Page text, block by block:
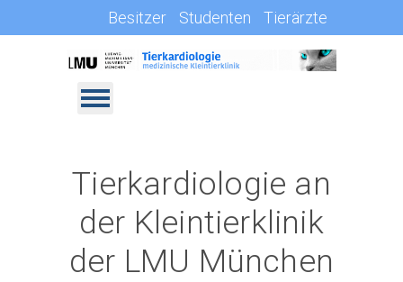
Besitzer Studenten Tierärzte
Tierkardiologie an
der Kleintierklinik
der LMU München